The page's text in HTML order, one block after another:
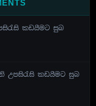
කඩයීමට සුබ
උපසිරැසි කඩයීමට සුබ